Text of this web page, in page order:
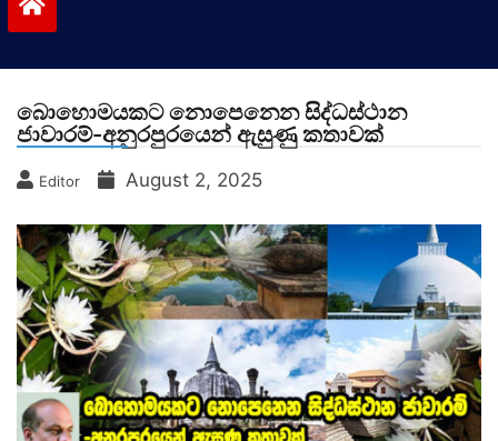
බොහොමයකට නොපෙනෙන සිද්ධස්ථාන
ජාවාරම්-අනුරපුරයෙන් ඇසුණු කතාවක්
Editor August 2, 2025